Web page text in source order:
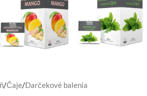
/Čaje/Darčekové balenia